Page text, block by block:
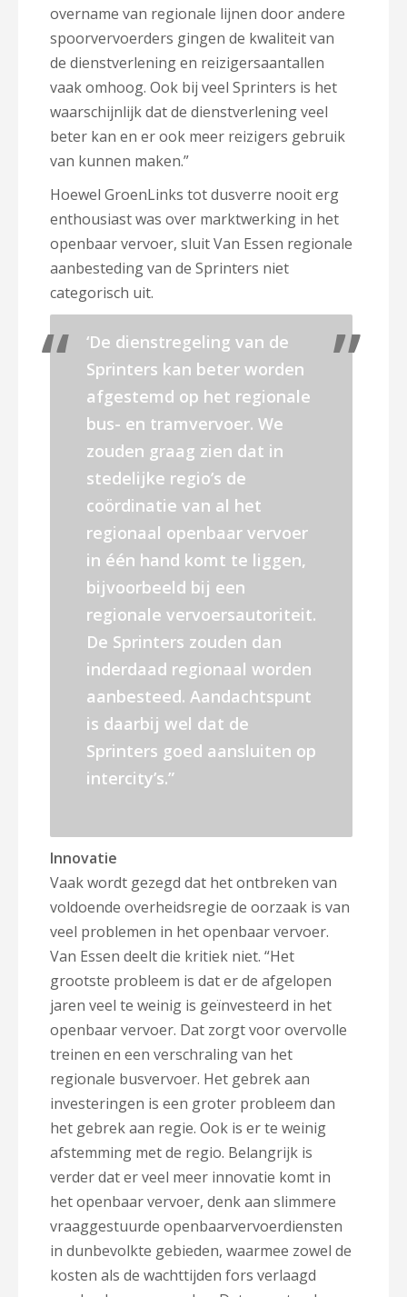
overname van regionale lijnen door andere
spoorvervoerders gingen de kwaliteit van
de dienstverlening en reizigersaantallen
vaak omhoog. Ook bij veel Sprinters is het
waarschijnlijk dat de dienstverlening veel
beter kan en er ook meer reizigers gebruik
van kunnen maken.”
Hoewel GroenLinks tot dusverre nooit erg
enthousiast was over marktwerking in het
openbaar vervoer, sluit Van Essen regionale
aanbesteding van de Sprinters niet
categorisch uit.
‘De dienstregeling van de
Sprinters kan beter worden
afgestemd op het regionale
bus- en tramvervoer. We
zouden graag zien dat in
stedelijke regio’s de
coördinatie van al het
regionaal openbaar vervoer
in één hand komt te liggen,
bijvoorbeeld bij een
regionale vervoersautoriteit.
De Sprinters zouden dan
inderdaad regionaal worden
aanbesteed. Aandachtspunt
is daarbij wel dat de
Sprinters goed aansluiten op
intercity’s.”
Innovatie
Vaak wordt gezegd dat het ontbreken van
voldoende overheidsregie de oorzaak is van
veel problemen in het openbaar vervoer.
Van Essen deelt die kritiek niet. “Het
grootste probleem is dat er de afgelopen
jaren veel te weinig is geïnvesteerd in het
openbaar vervoer. Dat zorgt voor overvolle
treinen en een verschraling van het
regionale busvervoer. Het gebrek aan
investeringen is een groter probleem dan
het gebrek aan regie. Ook is er te weinig
afstemming met de regio. Belangrijk is
verder dat er veel meer innovatie komt in
het openbaar vervoer, denk aan slimmere
vraaggestuurde openbaarvervoerdiensten
in dunbevolkte gebieden, waarmee zowel de
kosten als de wachttijden fors verlaagd